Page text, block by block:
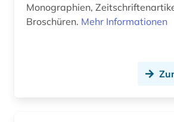
drittes reich (2)
Monographien,
Broschüren. Mehr Informationen